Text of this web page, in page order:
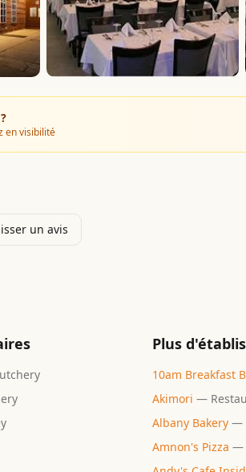
en visibilité
un avis
Plus
10am Breakfast
Akimori —
Albany Bakery —
Amnon's Pizza —